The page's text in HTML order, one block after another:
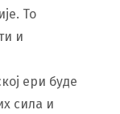
То
и
ери буде
сила и